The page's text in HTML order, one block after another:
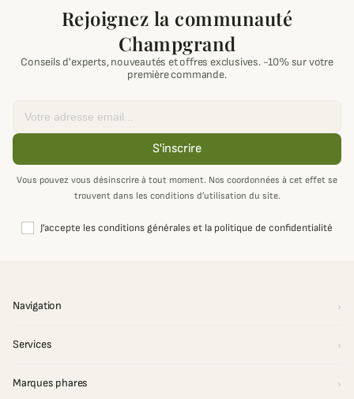
Rejoignez la communauté
Champgrand
Conseils d'experts, nouveautés et offres exclusives. -10% sur votre
première commande.
S'inscrire
Vous pouvez vous désinscrire à tout moment. Nos coordonnées à cet effet se
trouvent dans les conditions d’utilisation du site.
J'accepte les conditions générales et la politique de confidentialité
Navigation
Services
Marques phares